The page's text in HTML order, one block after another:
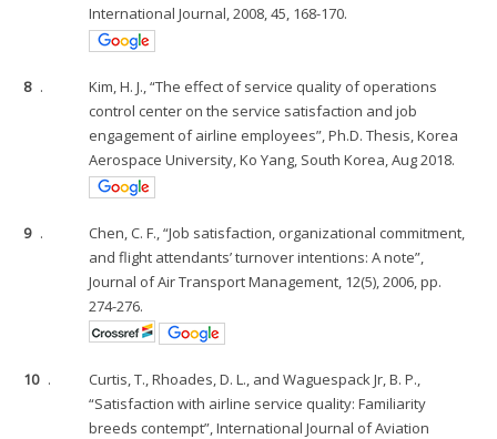
International Journal, 2008, 45, 168-170.
8 .
Kim, H. J., “The effect of service quality of operations
control center on the service satisfaction and job
engagement of airline employees”, Ph.D. Thesis, Korea
Aerospace University, Ko Yang, South Korea, Aug 2018.
9 .
Chen, C. F., “Job satisfaction, organizational commitment,
and flight attendants’ turnover intentions: A note”,
Journal of Air Transport Management, 12(5), 2006, pp.
274-276.
10 .
Curtis, T., Rhoades, D. L., and Waguespack Jr, B. P.,
“Satisfaction with airline service quality: Familiarity
breeds contempt”, International Journal of Aviation